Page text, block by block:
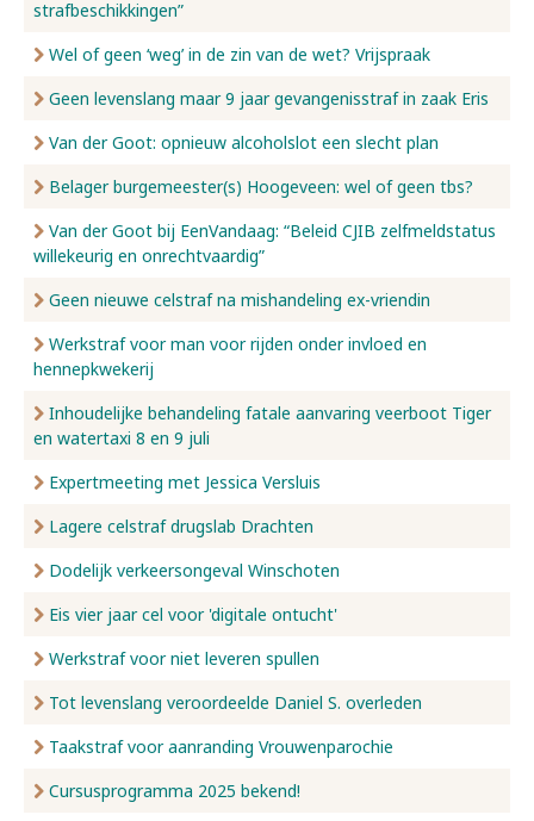
strafbeschikkingen”
Wel of geen ‘weg’ in de zin van de wet? Vrijspraak
Geen levenslang maar 9 jaar gevangenisstraf in zaak Eris
Van der Goot: opnieuw alcoholslot een slecht plan
Belager burgemeester(s) Hoogeveen: wel of geen tbs?
Van der Goot bij EenVandaag: “Beleid CJIB zelfmeldstatus
willekeurig en onrechtvaardig”
Geen nieuwe celstraf na mishandeling ex-vriendin
Werkstraf voor man voor rijden onder invloed en
hennepkwekerij
Inhoudelijke behandeling fatale aanvaring veerboot Tiger
en watertaxi 8 en 9 juli
Expertmeeting met Jessica Versluis
Lagere celstraf drugslab Drachten
Dodelijk verkeersongeval Winschoten
Eis vier jaar cel voor 'digitale ontucht'
Werkstraf voor niet leveren spullen
Tot levenslang veroordeelde Daniel S. overleden
Taakstraf voor aanranding Vrouwenparochie
Cursusprogramma 2025 bekend!